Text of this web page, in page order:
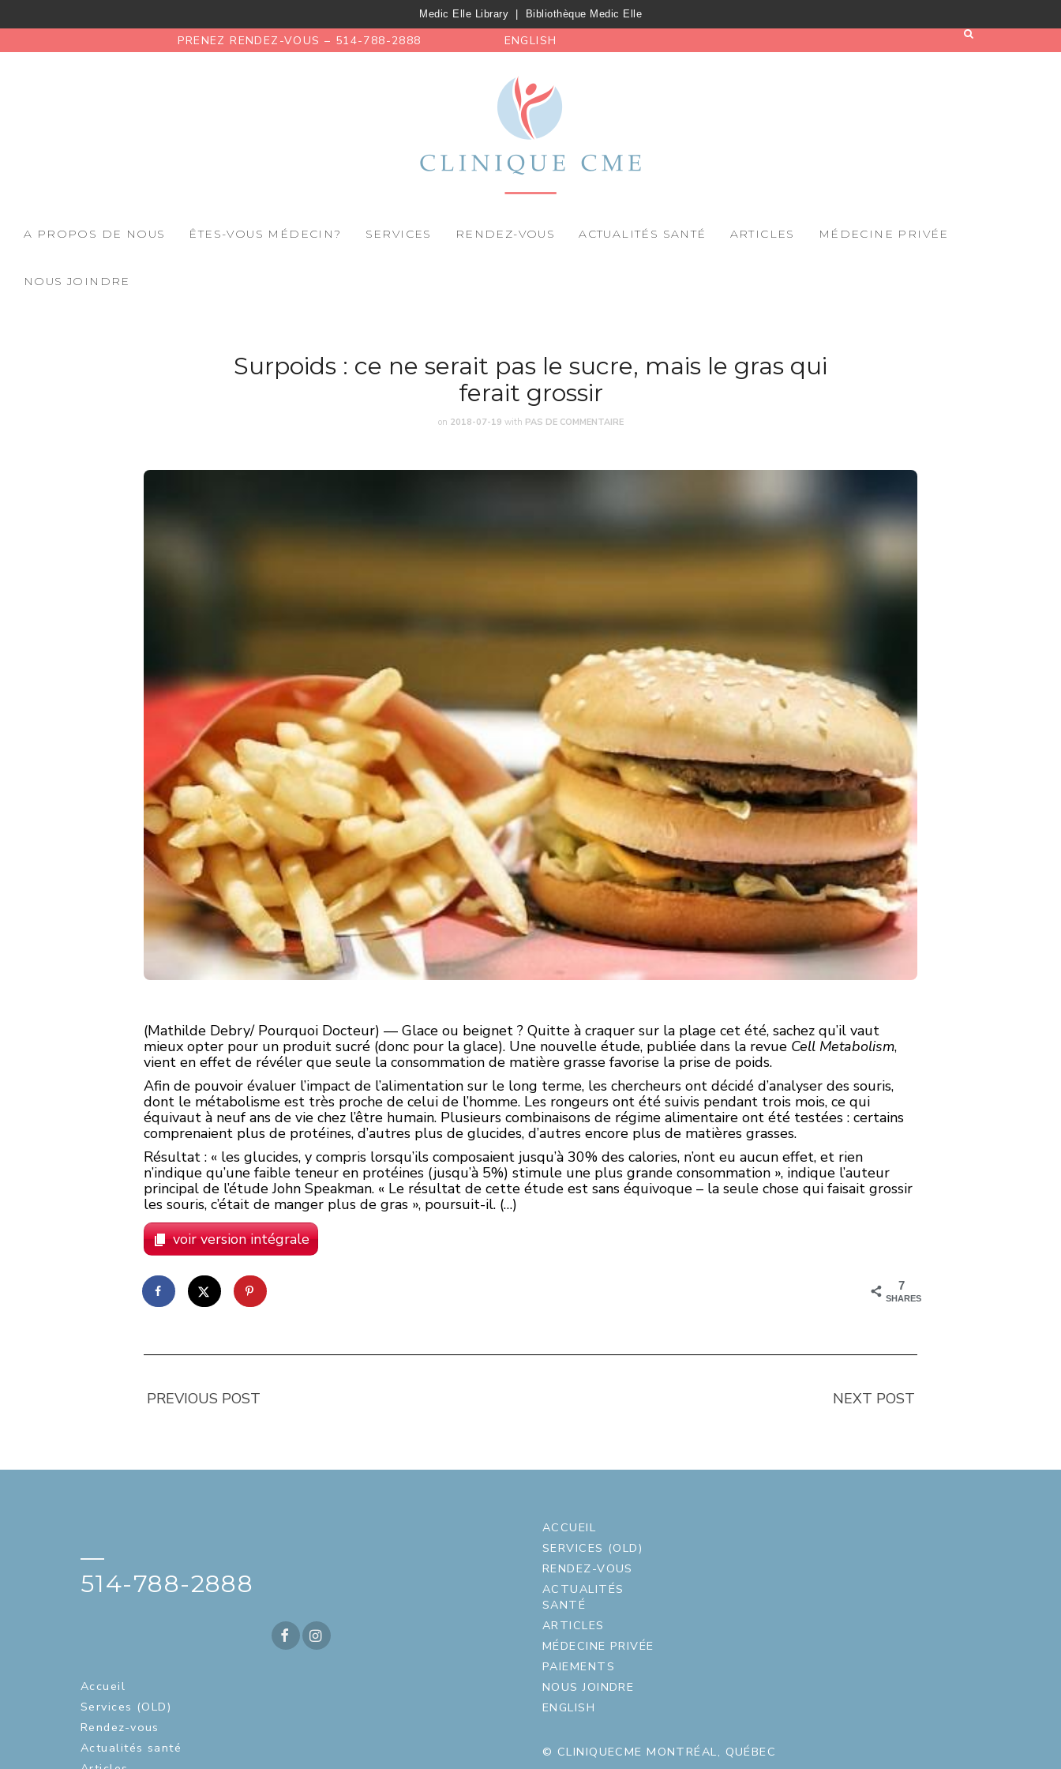
Medic Elle Library Bibliothèque Medic Elle
PRENEZ RENDEZ-VOUS – 514-788-2888 ENGLISH
A PROPOS DE NOUS ÊTES-VOUS MÉDECIN? SERVICES RENDEZ-VOUS ACTUALITÉS SANTÉ ARTICLES MÉDECINE PRIVÉE
NOUS JOINDRE
Surpoids : ce ne serait pas le sucre, mais le gras qui
ferait grossir
on 2018-07-19 with PAS DE COMMENTAIRE
(Mathilde Debry/ Pourquoi Docteur) — Glace ou beignet ? Quitte à craquer sur la plage cet été, sachez qu’il vaut
mieux opter pour un produit sucré (donc pour la glace). Une nouvelle étude, publiée dans la revue Cell Metabolism,
vient en effet de révéler que seule la consommation de matière grasse favorise la prise de poids.
Afin de pouvoir évaluer l’impact de l’alimentation sur le long terme, les chercheurs ont décidé d’analyser des souris,
dont le métabolisme est très proche de celui de l’homme. Les rongeurs ont été suivis pendant trois mois, ce qui
équivaut à neuf ans de vie chez l’être humain. Plusieurs combinaisons de régime alimentaire ont été testées : certains
comprenaient plus de protéines, d’autres plus de glucides, d’autres encore plus de matières grasses.
Résultat : « les glucides, y compris lorsqu’ils composaient jusqu’à 30% des calories, n’ont eu aucun effet, et rien
n’indique qu’une faible teneur en protéines (jusqu’à 5%) stimule une plus grande consommation », indique l’auteur
principal de l’étude John Speakman. « Le résultat de cette étude est sans équivoque – la seule chose qui faisait grossir
les souris, c’était de manger plus de gras », poursuit-il. (…)
voir version intégrale
7
SHARES
PREVIOUS POST NEXT POST
—
514-788-2888
Accueil
Services (OLD)
Rendez-vous
Actualités santé
ACCUEIL
SERVICES (OLD)
RENDEZ-VOUS
ACTUALITÉS
SANTÉ
ARTICLES
MÉDECINE PRIVÉE
PAIEMENTS
NOUS JOINDRE
ENGLISH
© CLINIQUECME MONTRÉAL, QUÉBEC